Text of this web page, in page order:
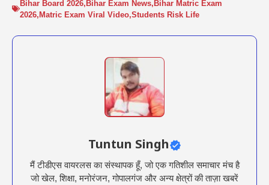
Bihar Board 2026,Bihar Exam News,Bihar Matric Exam
2026,Matric Exam Viral Video,Students Risk Life
Tuntun Singh
मैं टीडीएस वायरलस का संस्थापक हूँ, जो एक गतिशील समाचार मंच है
जो खेल, शिक्षा, मनोरंजन, गोपालगंज और अन्य क्षेत्रों की ताज़ा खबरें